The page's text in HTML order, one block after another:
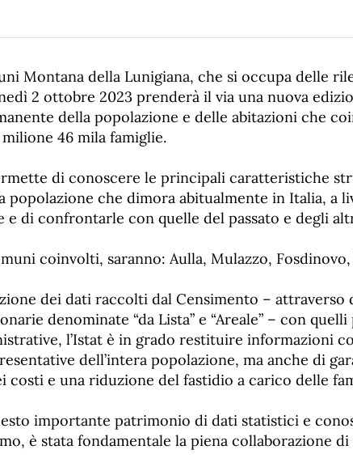
Montana della Lunigiana, che si occupa delle
2 ottobre 2023 prenderà il via una nuova
della popolazione e delle abitazioni che
46 mila famiglie.
di conoscere le principali caratteristiche
popolazione che dimora abitualmente in Italia, a
e di confrontarle con quelle del passato e degli
coinvolti, saranno: Aulla, Mulazzo,
dei dati raccolti dal Censimento – attraverso
denominate “da Lista” e “Areale” – con
l’Istat è in grado restituire informazioni
dell’intera popolazione, ma anche di
costi e una riduzione del fastidio a carico delle
importante patrimonio di dati statistici e
è stata fondamentale la piena collaborazione